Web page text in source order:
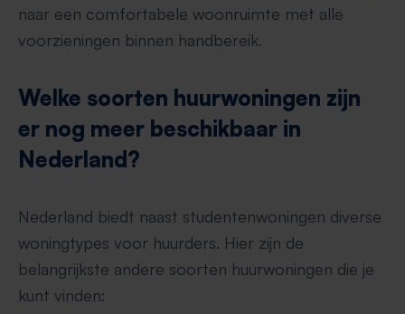
naar een comfortabele woonruimte met alle
voorzieningen binnen handbereik.
Welke soorten huurwoningen zijn
er nog meer beschikbaar in
Nederland?
Nederland biedt naast studentenwoningen diverse
woningtypes voor huurders. Hier zijn de
belangrijkste andere soorten huurwoningen die je
kunt vinden: